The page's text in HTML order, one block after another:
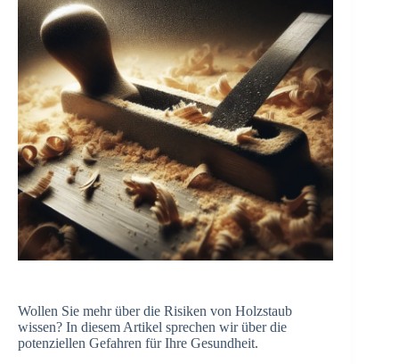
Wollen Sie mehr über die Risiken von Holzstaub
wissen? In diesem Artikel sprechen wir über die
potenziellen Gefahren für Ihre Gesundheit.